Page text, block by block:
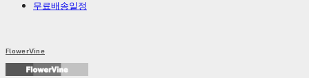
무료배송일정
FlowerVine